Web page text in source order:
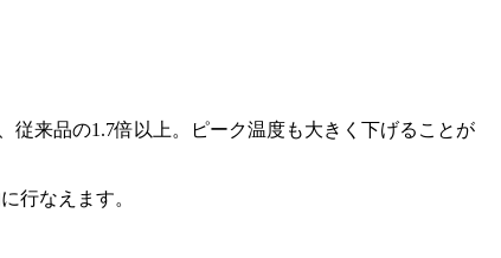
従来品の1.7倍以上。ピーク温度も大きく下げることが
行なえます。